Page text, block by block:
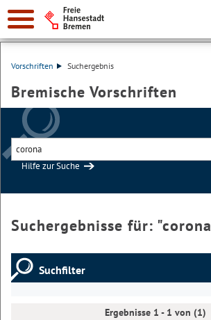
Vorschriften Suchergebnis
Bremische Vorschriften
Hilfe zur Suche
Suchergebnisse für: "corona
Suchfilter
Ergebnisse 1 - 1 von (1)